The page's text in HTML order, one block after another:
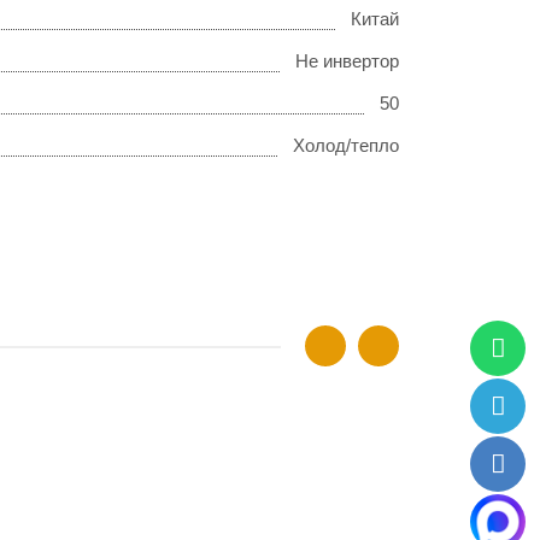
Китай
Не инвертор
50
Холод/тепло